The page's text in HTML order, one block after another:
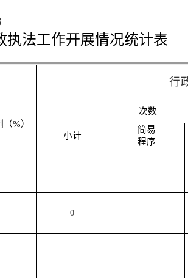
执法工作开展情况统计表
行
（%）
次数
小计
简易
程序
0